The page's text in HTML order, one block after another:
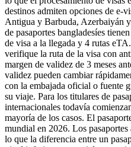
destinos admiten opciones de e-
Antigua y Barbuda, Azerbaiyán
de pasaportes bangladesíes
de visa a la llegada y 4 rutas
verifique la ruta de la visa con
margen de validez de 3 meses
validez pueden cambiar
con la embajada oficial o fuente
su viaje. Para los titulares de
internacionales todavía
mayoría de los casos. El
mundial en 2026. Los
lo que la diferencia entre un